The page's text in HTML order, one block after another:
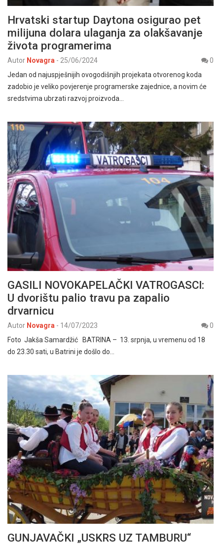
Hrvatski startup Daytona osigurao pet
milijuna dolara ulaganja za olakšavanje
života programerima
Autor Novagra - 25/06/2024
0
Jedan od najuspješnijih ovogodišnjih projekata otvorenog koda
zadobio je veliko povjerenje programerske zajednice, a novim će
sredstvima ubrzati razvoj proizvoda…
GASILI NOVOKAPELAČKI VATROGASCI:
U dvorištu palio travu pa zapalio
drvarnicu
Autor Novagra - 14/07/2023
0
Foto Jakša Samardžić BATRINA – 13. srpnja, u vremenu od 18
do 23.30 sati, u Batrini je došlo do…
GUNJAVAČKI „USKRS UZ TAMBURU“